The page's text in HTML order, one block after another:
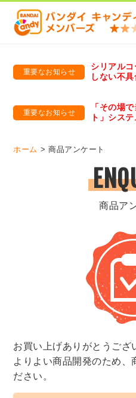
重要なお知らせ
シリアル
しない不
重要なお知らせ
「その場
ト」シス
ホーム 商品アンケート
商品ア
お買い上げありがとうござ
よりよい商品開発のため、
ださい。